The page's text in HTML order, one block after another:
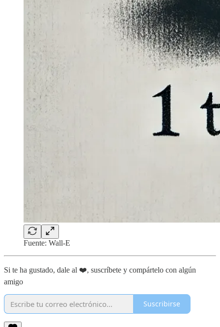
Fuente: Wall-E
Si te ha gustado, dale al ❤️, suscríbete y compártelo con algún
amigo
Suscribirse